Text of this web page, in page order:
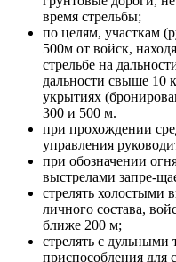
время стрельбы;
по целям, участкам
500м от войск,
стрельбе на
дальности свыше 10
укрытиях
300 и 500 м.
при прохождении
управления
при обозначении
выстрелами запре-
стрелять холостыми
личного состава,
ближе 200 м;
стрелять с
приспособления для